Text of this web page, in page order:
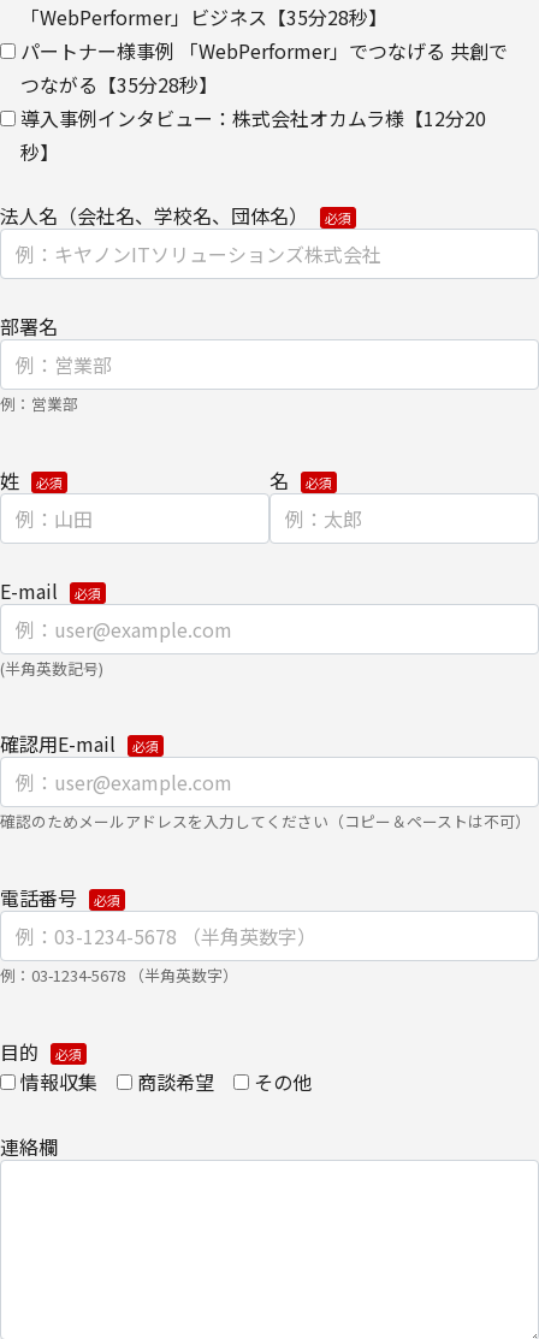
・法令に基づく場合
・上記利用目的を実施するために、適切な機密保持契約を締結した
業務委託先へ委託する場合
・上記利用目的の範囲内で利用するために、当社のグループ会社お
個人情報を提供する場合は、ご提供頂いた個人情報の全ての項目に
ついて、電子的な伝送または紙面/電子媒体による搬送もしくは手
渡しにて提供いたします。
なお、上記利用目的の範囲で利用するにあたり、当社のグループ会
社およびパートナー企業より直接ご連絡させていただく場合があり
ます。
当社は、委託業務により個人情報を外部へ預託する場合は、適切な
機密保持契約を締結し委託先を監督します。
個人情報をご提供いただけない場合は、当社からのお問い合わせ対
応/各種情報/サービスをお届けできなくなる場合がございます。
ご提供いただきました個人情報の開示/訂正/削除などを希望される
場合は、下記の【お問い合わせ先】にご連絡ください。また、お手
続きの詳細については、以下をご参照ください。
【安全対策に関して】
このページは通信途上における第三者の不正なアクセスに備えて、
SSL（Secure Sockets Layer）による個人情報の暗号化またはこれ
【個人情報保護管理者】
キヤノンITソリューションズ株式会社
企画本部 営業・マーケティング推進部 部長
「WebPerformer」ビジネス【35分28秒】
パートナー様事例 「WebPerformer」でつなげる 共創で
つながる【35分28秒】
導入事例インタビュー：株式会社オカムラ様【12分20
秒】
法人名（会社名、学校名、団体名）
部署名
例：営業部
姓 名
E-mail
(半角英数記号)
確認用E-mail
確認のためメールアドレスを入力してください（コピー＆ペーストは不可）
電話番号
例：03-1234-5678 （半角英数字）
目的
情報収集
商談希望 その他
連絡欄